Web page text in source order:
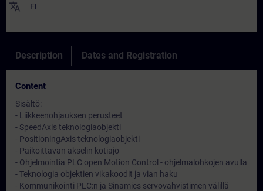
translate FI
Description Dates and Registration
Content
Sisältö:
- Liikkeenohjauksen perusteet
- SpeedAxis teknologiaobjekti
- PositioningAxis teknologiaobjekti
- Paikoittavan akselin kotiajo
- Ohjelmointia PLC open Motion Control - ohjelmalohkojen avulla
- Teknologia objektien vikakoodit ja vian haku
- Kommunikointi PLC:n ja Sinamics servovahvistimen välillä